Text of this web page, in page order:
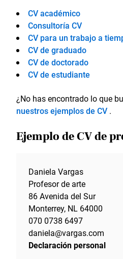
CV académico
Consultoría CV
CV para un trabajo a
CV de graduado
CV de doctorado
CV de estudiante
¿No has encontrado lo que
nuestros ejemplos de CV .
Ejemplo de CV de
Daniela Vargas
Profesor de arte
86 Avenida del Sur
Monterrey, NL 64000
070 0738 6497
daniela@vargas.com
Declaración personal